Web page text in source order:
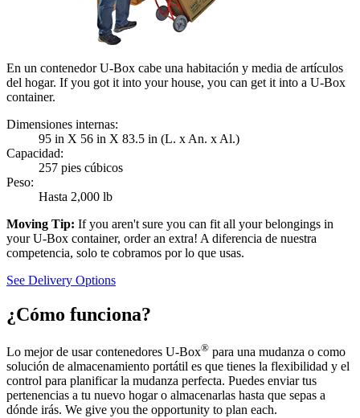
En un contenedor U-Box cabe una habitación y media de artículos
del hogar. If you got it into your house, you can get it into a U-Box
container.
Dimensiones internas:
95 in X 56 in X 83.5 in (L. x An. x Al.)
Capacidad:
257 pies cúbicos
Peso:
Hasta 2,000 lb
Moving Tip: If you aren't sure you can fit all your belongings in
yourU-Box container, order an extra! A diferencia de nuestra
competencia, solo te cobramos por lo que usas.
See Delivery Options
¿Cómo funciona?
Lo mejor de usar contenedores U-Box® para una mudanza o como
solución de almacenamiento portátil es que tienes la flexibilidad y el
control para planificar la mudanza perfecta. Puedes enviar tus
pertenencias a tu nuevo hogar o almacenarlas hasta que sepas a
dónde irás. We give you the opportunity to plan each.